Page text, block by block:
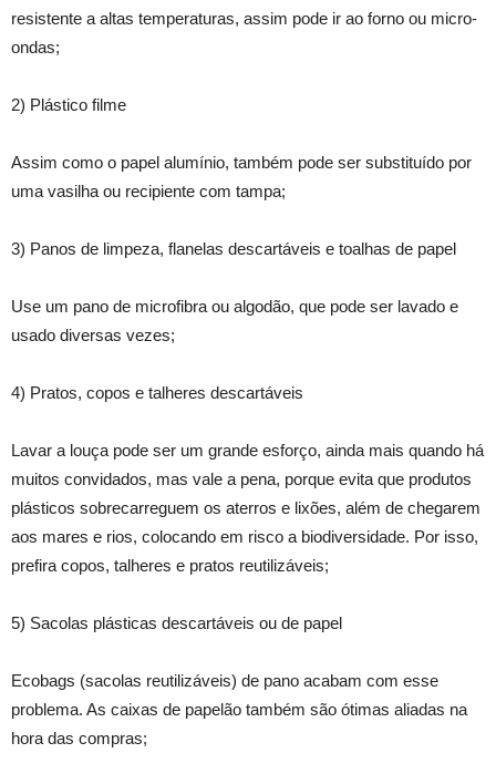
resistente a altas temperaturas, assim pode ir ao forno ou micro-
ondas;
2) Plástico filme
Assim como o papel alumínio, também pode ser substituído por
uma vasilha ou recipiente com tampa;
3) Panos de limpeza, flanelas descartáveis e toalhas de papel
Use um pano de microfibra ou algodão, que pode ser lavado e
usado diversas vezes;
4) Pratos, copos e talheres descartáveis
Lavar a louça pode ser um grande esforço, ainda mais quando há
muitos convidados, mas vale a pena, porque evita que produtos
plásticos sobrecarreguem os aterros e lixões, além de chegarem
aos mares e rios, colocando em risco a biodiversidade. Por isso,
prefira copos, talheres e pratos reutilizáveis;
5) Sacolas plásticas descartáveis ou de papel
Ecobags (sacolas reutilizáveis) de pano acabam com esse
problema. As caixas de papelão também são ótimas aliadas na
hora das compras;